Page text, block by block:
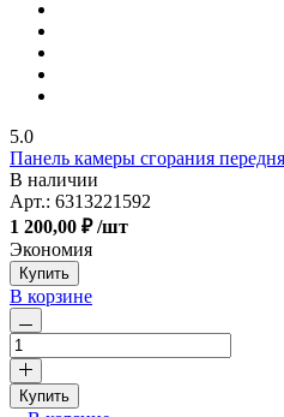
5.0
Панель камеры сгорания
В наличии
Арт.: 6313221592
1 200,00 ₽/шт
Экономия
Купить
В корзине
Купить